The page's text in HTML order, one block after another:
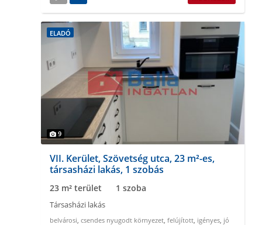
ELADÓ
9
VII. Kerület, Szövetség utca, 23 m²-es,
társasházi lakás, 1 szobás
23 m² terület 1 szoba
Társasházi lakás
belvárosi, csendes nyugodt környezet, felújított, igényes, jó